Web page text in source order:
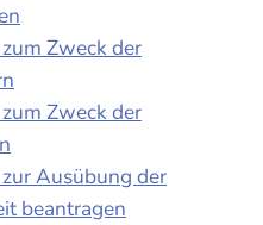
Zweck der
Zweck der
Ausübung der
beantragen